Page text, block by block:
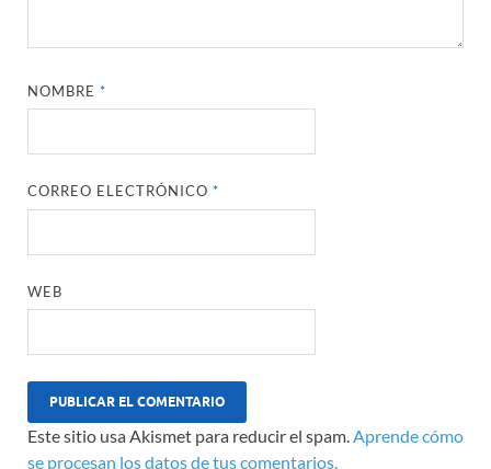
NOMBRE*
CORREO ELECTRÓNICO*
WEB
Este sitio usa Akismet para reducir el spam.Aprende cómo
se procesan los datos de tus comentarios.